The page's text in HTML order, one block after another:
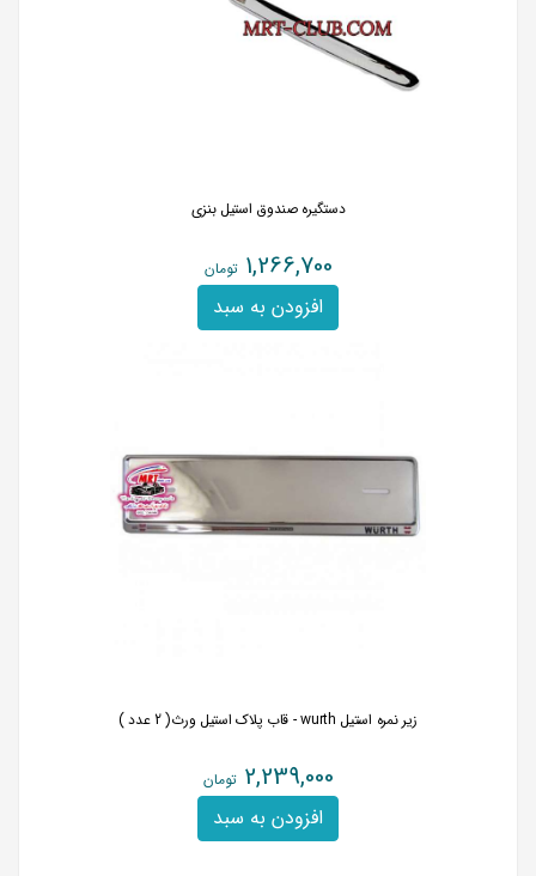
دستگیره صندوق استیل بنزی
1,266,700 تومان
افزودن به سبد
زیر نمره استیل wurth - قاب پلاک استیل ورث( 2 عدد )
2,239,000 تومان
افزودن به سبد